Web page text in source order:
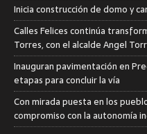
Inicia construcción de domo y
Calles Felices continúa
Torres, con el alcalde Angel
Inauguran pavimentación en
etapas para concluir la vía
Con mirada puesta en los
compromiso con la autonomía